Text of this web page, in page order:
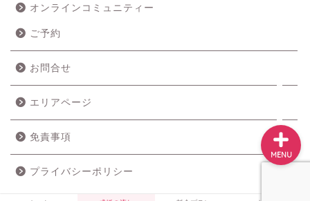
オンラインコミュニティー
ご予約
お問合せ
エリアページ
免責事項
プライバシーポリシー
MENU